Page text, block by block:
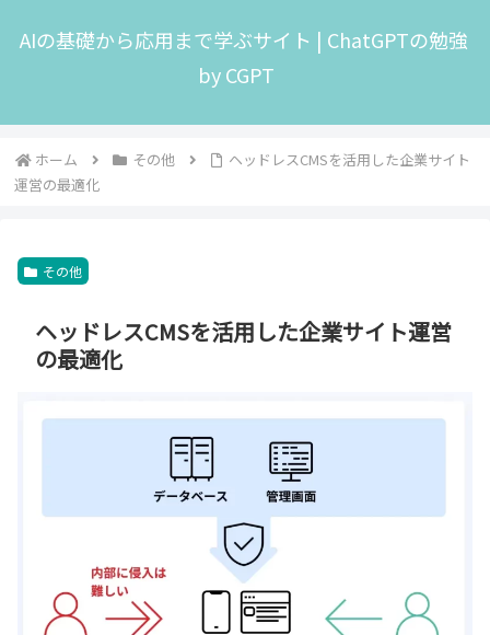
AIの基礎から応用まで学ぶサイト | ChatGPTの勉強
by CGPT
ホーム その他
ヘッドレスCMSを活用した企業サイト
運営の最適化
その他
ヘッドレスCMSを活用した企業サイト運営
の最適化